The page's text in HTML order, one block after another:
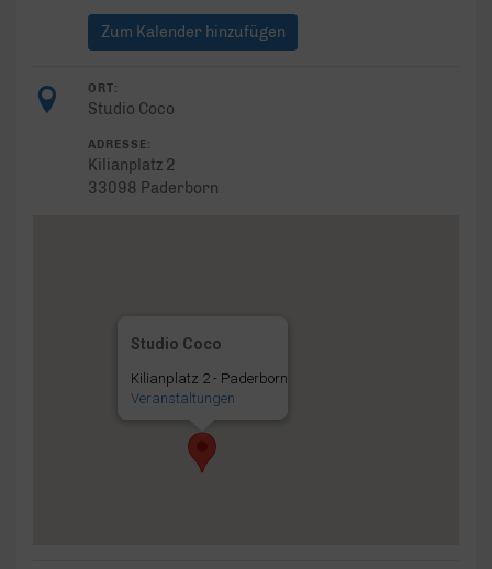
Zum Kalender hinzufügen
ORT:
Studio Coco
ADRESSE:
Kilianplatz 2
33098 Paderborn
Studio Coco
Kilianplatz 2 - Paderborn
Veranstaltungen